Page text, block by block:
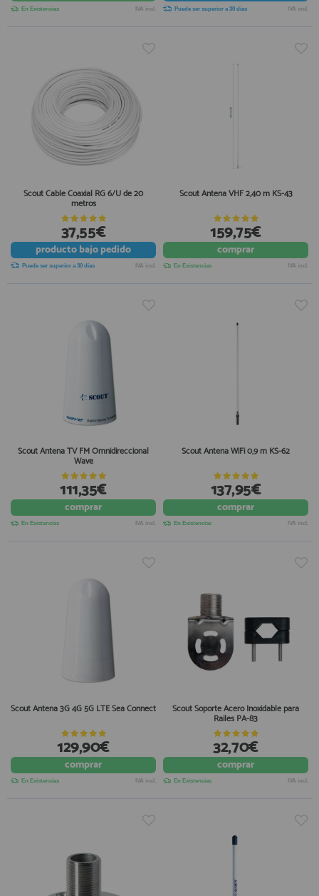
En Existencias IVA incl. Puede ser superior a 30 días IVA incl.
Scout Cable Coaxial RG 6/U de 20
metros
37,55€
productobajo pedido
Puede ser superior a 30 días IVA incl.
Scout Antena VHF 2,40 m KS-43
159,75€
comprar
En Existencias IVA incl.
Scout Antena TV FM Omnidireccional
Wave
111,35€
comprar
En Existencias IVA incl.
Scout Antena WiFi 0,9 m KS-62
137,95€
comprar
En Existencias IVA incl.
Scout Antena 3G 4G 5G LTE Sea Connect
129,90€
comprar
En Existencias IVA incl.
Scout Soporte Acero Inoxidable para
Railes PA-83
32,70€
comprar
En Existencias IVA incl.